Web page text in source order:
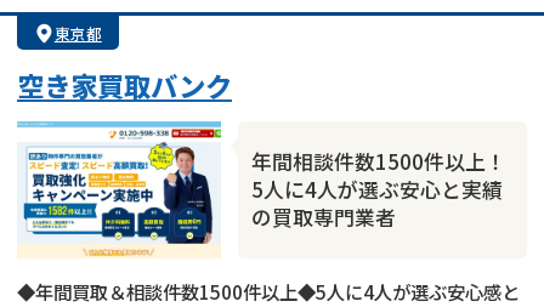
東京都
空き家買取バンク
年間相談件数1500件以上！
5人に4人が選ぶ安心と実績
の買取専門業者
◆年間買取＆相談件数1500件以上◆5人に4人が選ぶ安心感と